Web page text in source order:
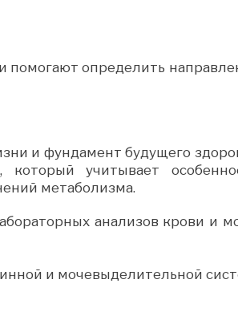
помогают определить
и фундамент будущего
который учитывает
метаболизма.
анализов крови и
и мочевыделительной